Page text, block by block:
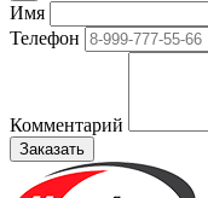
Имя
Телефон
Комментарий
Заказать